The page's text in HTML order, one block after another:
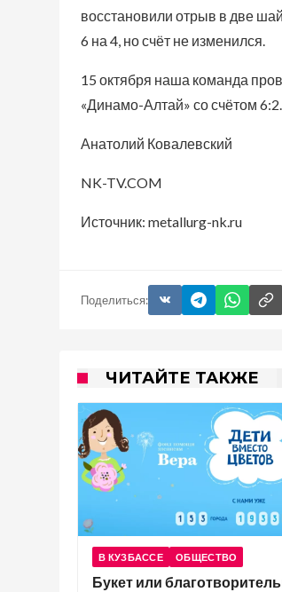
восстановили отрыв в две
6 на 4, но счёт не изменился.
15 октября наша команда
«Динамо-Алтай» со счётом 6:2.
Анатолий Ковалевский
NK-TV.COM
Источник: metallurg-nk.ru
Поделиться:
ЧИТАЙТЕ ТАКЖЕ
В КУЗБАССЕ ОБЩЕСТВО
Букет или